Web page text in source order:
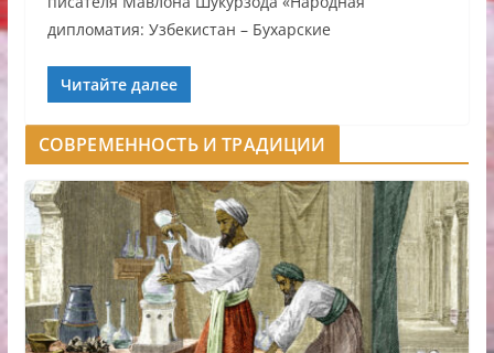
дипломатия: Узбекистан – Бухарские
Читайте далее
СОВРЕМЕННОСТЬ И ТРАДИЦИИ